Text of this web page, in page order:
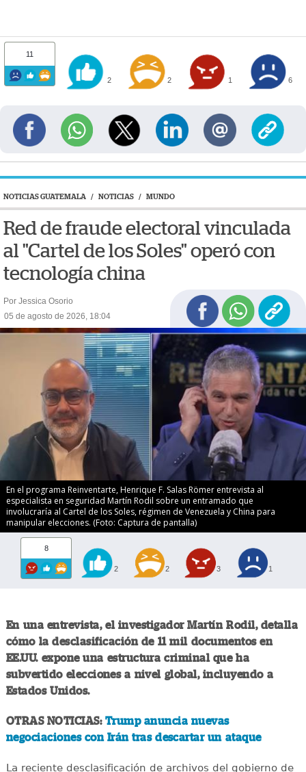
11
2 2 1 6
NOTICIAS GUATEMALA / NOTICIAS / MUNDO
Red de fraude electoral vinculada
al "Cartel de los Soles" operó con
tecnología china
Por Jessica Osorio
05 de agosto de 2026, 18:04
En el programa Reinventarte, Henrique F. Salas Römer entrevista al
especialista en seguridad Martín Rodil sobre un entramado que
involucraría al Cartel de los Soles, régimen de Venezuela y China para
manipular elecciones. (Foto: Captura de pantalla)
8
2 2 3 1
En una entrevista, el investigador Martín Rodil, detalla
cómo la desclasificación de 11 mil documentos en
EE.UU. expone una estructura criminal que ha
subvertido elecciones a nivel global, incluyendo a
Estados Unidos.
OTRAS NOTICIAS: Trump anuncia nuevas
negociaciones con Irán tras descartar un ataque
La reciente desclasificación de archivos del gobierno de